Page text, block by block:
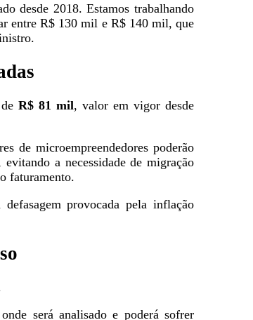
desde 2018. Estamos trabalhando
entre R$ 130 mil e R$ 140 mil, que
R$ 81 mil, valor em vigor desde
de microempreendedores poderão
a necessidade de migração
faturamento.
provocada pela inflação
será analisado e poderá sofrer